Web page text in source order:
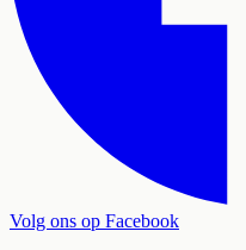
Volg ons op Facebook